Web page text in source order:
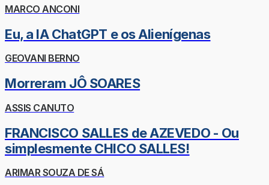
MARCO ANCONI
Eu, a IA ChatGPT e os Alienígenas
GEOVANI BERNO
Morreram JÔ SOARES
ASSIS CANUTO
FRANCISCO SALLES de AZEVEDO - Ou
simplesmente CHICO SALLES!
ARIMAR SOUZA DE SÁ